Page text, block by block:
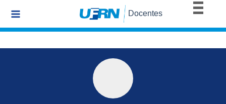
Acesso à informação
Docentes